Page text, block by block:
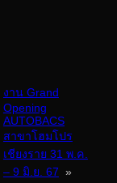
งาน Grand
Opening
AUTOBACS
สาขาโฮมโปร
เชียงราย 31 พ.ค.
– 9 มิ.ย. 67 »